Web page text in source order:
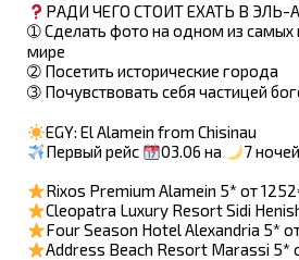
РАДИ ЧЕГО СТОИТ ЕХАТЬ В ЭЛЬ-
➀ Сделать фото на одном из самых
мире
➁ Посетить исторические города
➂ Почувствовать себя частицей
EGY: El Alamein from Chisinau
Первый рейс
03.06 на 7
Rixos Premium Alamein 5* от
Cleopatra Luxury Resort Sidi
Four Season Hotel Alexandria 5*
Address Beach Resort Marassi 5*